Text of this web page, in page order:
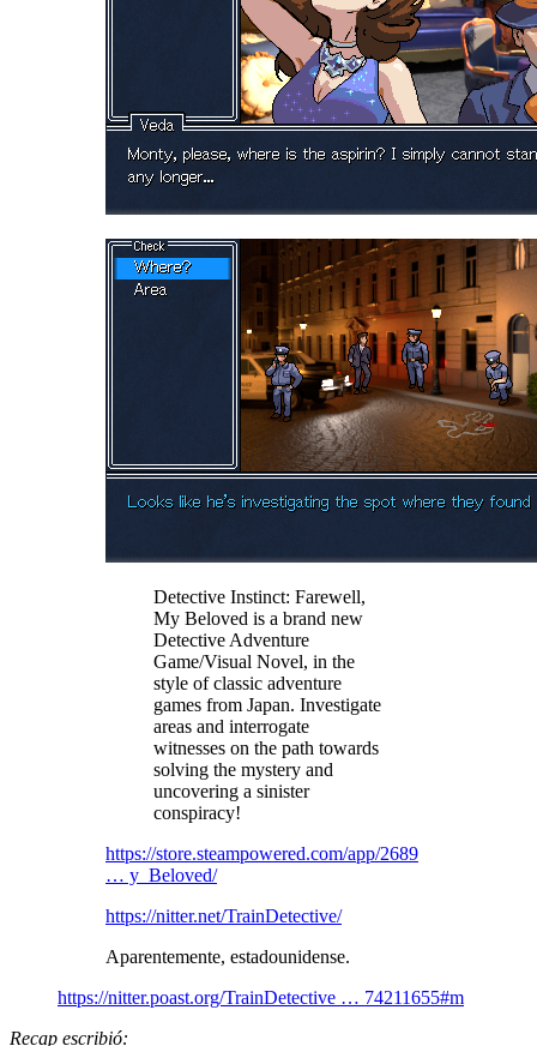
Detective Instinct: Farewell,
My Beloved is a brand new
Detective Adventure
Game/Visual Novel, in the
style of classic adventure
games from Japan. Investigate
areas and interrogate
witnesses on the path towards
solving the mystery and
uncovering a sinister
conspiracy!
https://store.steampowered.com/app/2689
… y_Beloved/
https://nitter.net/TrainDetective/
Aparentemente, estadounidense.
https://nitter.poast.org/TrainDetective … 74211655#m
Recap escribió: